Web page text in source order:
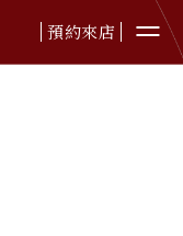
預約來店